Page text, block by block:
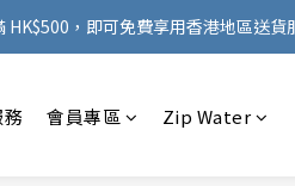
HK$500，即可免費享用香港地區送貨
會員專享】登記即賞 $50 電子現金券
會員專區 Zip Water